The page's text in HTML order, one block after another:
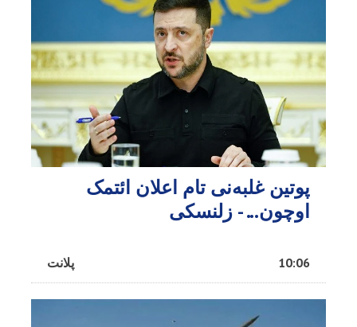
پوتین غلبه‌نی تام اعلان ائتمک
اوچون... - زلنسکی
پلانت 10:06